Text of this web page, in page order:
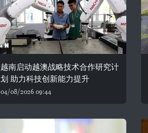
越南启动越澳战略技术合作研究计
划 助力科技创新能力提升
04/08/2026 09:44